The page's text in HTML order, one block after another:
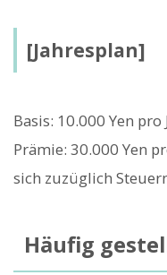
[Jahresplan]
Basis: 10.000 Yen
Prämie: 30.000 Yen
sich zuzüglich
Häufig